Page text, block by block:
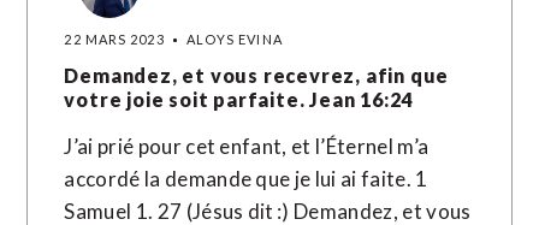
22 MARS 2023 ALOYS EVINA
Demandez, et vous recevrez, afin que
votre joie soit parfaite. Jean 16:24
J’ai prié pour cet enfant, et l’Éternel m’a
accordé la demande que je lui ai faite. 1
Samuel 1. 27 (Jésus dit :) Demandez, et vous